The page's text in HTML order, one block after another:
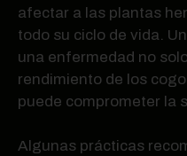
afectar a las plantas
todo su ciclo de vida.
una enfermedad no
rendimiento de los
puede comprometer la
Algunas prácticas